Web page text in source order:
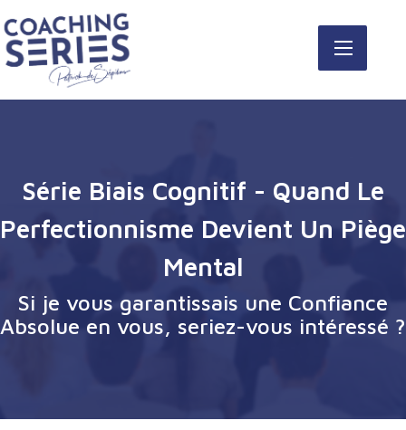
Série Biais Cognitif - Quand Le
Perfectionnisme Devient Un Piège
Mental
Si je vous garantissais une Confiance
Absolue en vous, seriez-vous intéressé ?